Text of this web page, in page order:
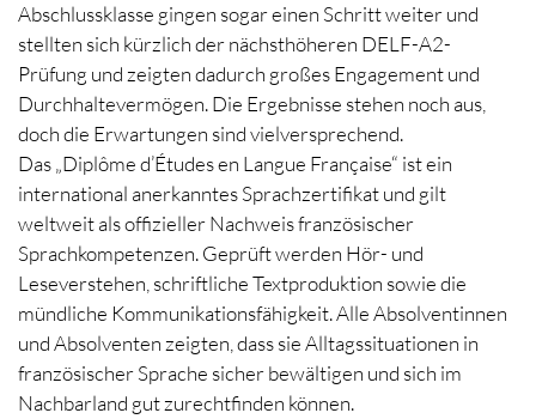
Abschlussklasse gingen sogar einen Schritt weiter und
stellten sich kürzlich der nächsthöheren DELF-A2-
Prüfung und zeigten dadurch großes Engagement und
Durchhaltevermögen. Die Ergebnisse stehen noch aus,
doch die Erwartungen sind vielversprechend.
Das „Diplôme d’Études en Langue Française“ ist ein
international anerkanntes Sprachzertifikat und gilt
weltweit als offizieller Nachweis französischer
Sprachkompetenzen. Geprüft werden Hör- und
Leseverstehen, schriftliche Textproduktion sowie die
mündliche Kommunikationsfähigkeit. Alle Absolventinnen
und Absolventen zeigten, dass sie Alltagssituationen in
französischer Sprache sicher bewältigen und sich im
Nachbarland gut zurechtfinden können.